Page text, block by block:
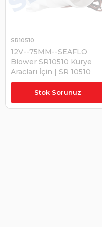
Stok Sorunuz
12V--75MM--SEAFLO
Blower SR10510 Kurye
Aracları İçin | SR 10510
SR10510
₺1.285,43